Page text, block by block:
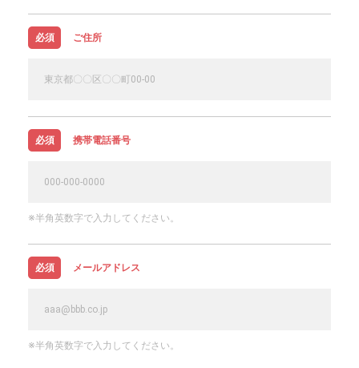
必須 ご住所
必須 携帯電話番号
※半角英数字で入力してください。
必須 メールアドレス
※半角英数字で入力してください。